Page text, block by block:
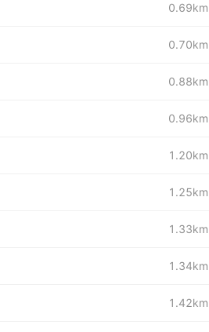
0.69km
0.70km
0.88km
0.96km
1.20km
1.25km
1.33km
1.34km
1.42km